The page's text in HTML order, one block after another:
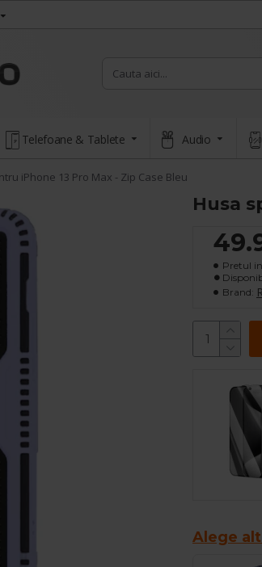
Telefoane & Tablete Audio
iPhone 13 Pro Max - Zip Case Bleu
Husa
Pretul
Brand:
Alege